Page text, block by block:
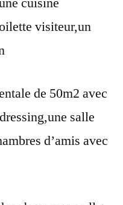
visiteur,un
de 50m2 avec
salle
d’amis avec